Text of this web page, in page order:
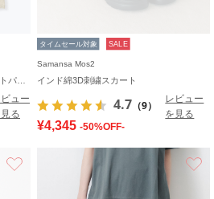
ュー
る
タイムセール対象 SALE
Samansa Mos2
インド綿3D刺繍スカート
4.7 （9）
レビュー
を見る
¥4,345 -50%OFF-